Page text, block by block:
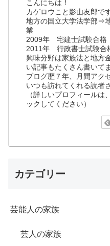
こんにちは！
カゲロウこと影山友郎です
地方の国立大学法学部⇒
業
2009年 宅建士試験合格
2011年 行政書士試験合
興味分野は家族法と地方
い記事もたくさん書いて
ブログ歴７年、月間アク
いつも訪れてくれる読者
（詳しいプロフィールは
ックしてください）
カテゴリー
芸能人の家族
芸人の家族